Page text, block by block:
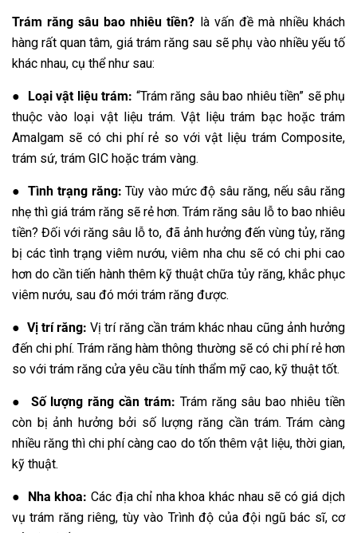
Trám răng sâu bao nhiêu tiền? là vấn đề mà nhiều khách
hàng rất quan tâm, giá trám răng sau sẽ phụ vào nhiều yếu tố
khác nhau, cụ thể như sau:
● Loại vật liệu trám: “Trám răng sâu bao nhiêu tiền” sẽ phụ
thuộc vào loại vật liệu trám. Vật liệu trám bạc hoặc trám
Amalgam sẽ có chi phí rẻ so với vật liệu trám Composite,
trám sứ, trám GIC hoặc trám vàng.
●Tình trạng răng:Tùy vào mức độ sâu răng, nếu sâu răng
nhẹ thì giá trám răng sẽ rẻ hơn. Trám răng sâu lỗ to bao nhiêu
tiền? Đối với răng sâu lỗ to, đã ảnh hưởng đến vùng tủy, răng
bị các tình trạng viêm nướu, viêm nha chu sẽ có chi phi cao
hơn do cần tiến hành thêm kỹ thuật chữa tủy răng, khắc phục
viêm nướu, sau đó mới trám răng được.
● Vị trí răng:Vị trí răng cần trám khác nhau cũng ảnh hưởng
đến chi phí. Trám răng hàm thông thường sẽ có chi phí rẻ hơn
so với trám răng cửa yêu cầu tính thẩm mỹ cao, kỹ thuật tốt.
● Số lượng răng cần trám: Trám răng sâu bao nhiêu tiền
còn bị ảnh hưởng bởi số lượng răng cần trám. Trám càng
nhiều răng thì chi phí càng cao do tốn thêm vật liệu, thời gian,
kỹ thuật.
● Nha khoa: Các địa chỉ nha khoa khác nhau sẽ có giá dịch
vụ trám răng riêng, tùy vào Trình độ của đội ngũ bác sĩ, cơ